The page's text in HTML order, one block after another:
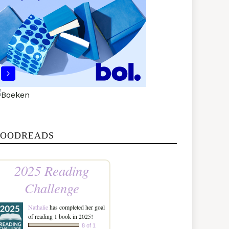
2025 Reading
Challenge
Nathaliehas completed her goal
of reading 1 book in 2025!
8 of 1